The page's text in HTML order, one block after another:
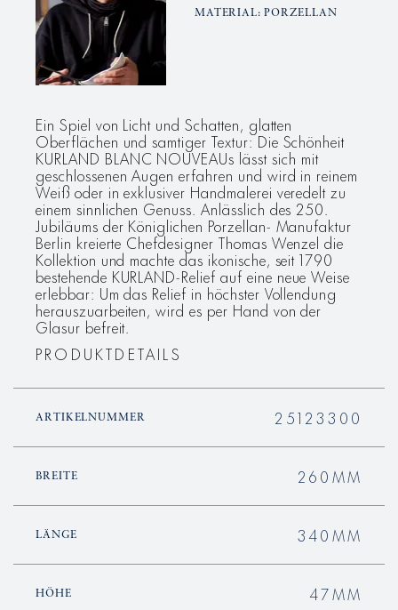
MATERIAL: PORZELLAN
Ein Spiel von Licht und Schatten, glatten
Oberflächen und samtiger Textur: Die Schönheit
KURLAND BLANC NOUVEAUs lässt sich mit
geschlossenen Augen erfahren und wird in reinem
Weiß oder in exklusiver Handmalerei veredelt zu
einem sinnlichen Genuss. Anlässlich des 250.
Jubiläums der Königlichen Porzellan- Manufaktur
Berlin kreierte Chefdesigner Thomas Wenzel die
Kollektion und machte das ikonische, seit 1790
bestehende KURLAND-Relief auf eine neue Weise
erlebbar: Um das Relief in höchster Vollendung
herauszuarbeiten, wird es per Hand von der
Glasur befreit.
PRODUKTDETAILS
ARTIKELNUMMER 25123300
BREITE 260MM
LÄNGE 340MM
HÖHE 47MM